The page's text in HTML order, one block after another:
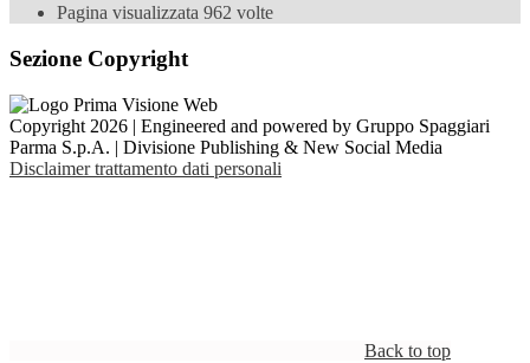
Pagina visualizzata 962 volte
Sezione Copyright
Copyright 2026 | Engineered and powered by Gruppo Spaggiari
Parma S.p.A. | Divisione Publishing & New Social Media
Disclaimer trattamento dati personali
Back to top